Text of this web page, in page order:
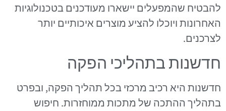
להבטיח שהמפעלים יישארו מעודכנים בטכנולוגיות
האחרונות ויוכלו להציע מוצרים איכותיים יותר
לצרכנים.
חדשנות בתהליכי הפקה
חדשנות היא רכיב מרכזי בכל תהליך הפקה, ובפרט
בתהליך ההתכה של מתכות ממוחזרות. חיפוש